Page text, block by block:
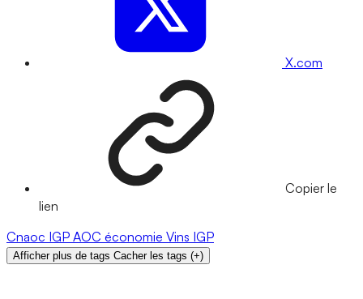
X.com
Copier le
lien
Cnaoc IGP AOC économie Vins IGP
Afficher plus de tags Cacher les tags (+)